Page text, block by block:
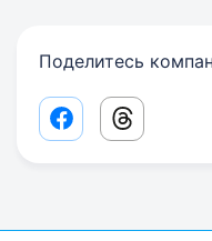
Поделитесь
Facebook share
Threads